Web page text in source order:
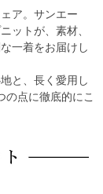
ア。サンエー
ットが、素材、
一着をお届けし
と、長く愛用し
の点に徹底的にこ